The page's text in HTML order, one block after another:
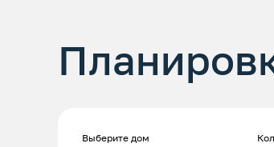
Выберите дом